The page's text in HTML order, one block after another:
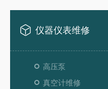
仪器仪表维修
高压泵
真空计维修